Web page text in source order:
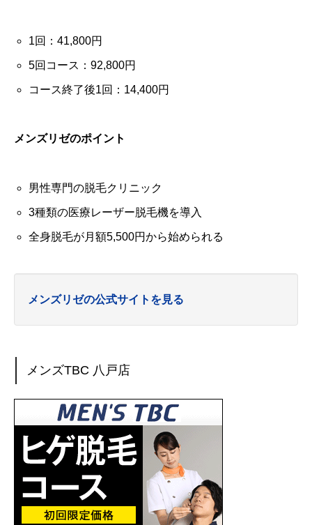
1回：41,800円
5回コース：92,800円
コース終了後1回：14,400円
メンズリゼのポイント
男性専門の脱毛クリニック
3種類の医療レーザー脱毛機を導入
全身脱毛が月額5,500円から始められる
メンズリゼの公式サイトを見る
メンズTBC 八戸店